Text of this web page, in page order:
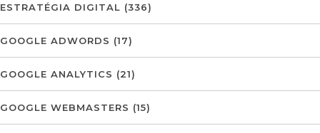
ESTRATÉGIA DIGITAL (336)
GOOGLE ADWORDS (17)
GOOGLE ANALYTICS (21)
GOOGLE WEBMASTERS (15)